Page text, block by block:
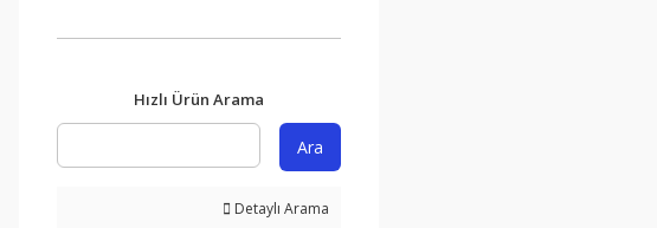
Hızlı Ürün Arama
Ara
Detaylı Arama